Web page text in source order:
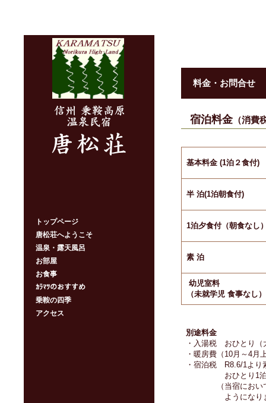
料金・お問合せ
宿泊料金（消費
基本料金 (1泊２食付)
半 泊(1泊朝食付)
1泊夕食付（朝食なし
素 泊
幼児室料
（未就学児 食事なし）
別途料金
・入湯税 おひとり（
・暖房費（10月～4月
・宿泊税 R8.6/1より
おひとり1泊
（当宿においては
ようにな
トップページ
唐松荘へようこそ
温泉・露天風呂
お部屋
お食事
ｶﾗﾏﾂのおすすめ
乗鞍の四季
アクセス